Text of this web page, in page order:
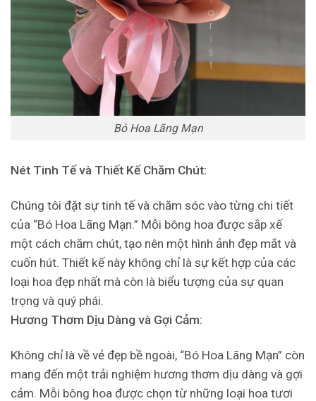
Bó Hoa Lãng Mạn
Nét Tinh Tế và Thiết Kế Chăm Chút:
Chúng tôi đặt sự tinh tế và chăm sóc vào từng chi tiết
của “Bó Hoa Lãng Mạn.” Mỗi bông hoa được sắp xế
một cách chăm chút, tạo nên một hình ảnh đẹp mắt và
cuốn hút. Thiết kế này không chỉ là sự kết hợp của các
loại hoa đẹp nhất mà còn là biểu tượng của sự quan
trọng và quý phái.
Hương Thơm Dịu Dàng và Gợi Cảm:
Không chỉ là về vẻ đẹp bề ngoài, “Bó Hoa Lãng Mạn” còn
mang đến một trải nghiệm hương thơm dịu dàng và gợi
cảm. Mỗi bông hoa được chọn từ những loại hoa tươi